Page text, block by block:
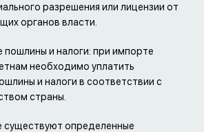
разрешения или лицензии от
органов власти.
и налоги: при импорте
необходимо уплатить
и налоги в соответствии с
страны.
существуют определенные